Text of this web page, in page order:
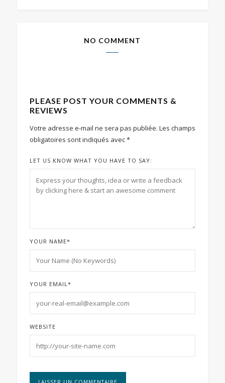
NO COMMENT
PLEASE POST YOUR COMMENTS &
REVIEWS
Votre adresse e-mail ne sera pas publiée. Les champs
obligatoires sont indiqués avec*
LET US KNOW WHAT YOU HAVE TO SAY:
YOUR NAME*
YOUR EMAIL*
WEBSITE